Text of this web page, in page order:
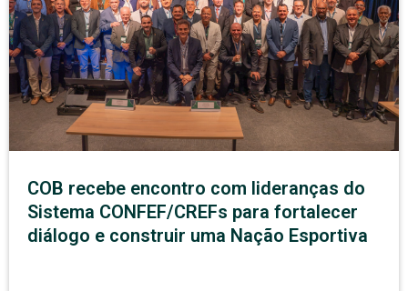
COB recebe encontro com lideranças do
Sistema CONFEF/CREFs para fortalecer
diálogo e construir uma Nação Esportiva